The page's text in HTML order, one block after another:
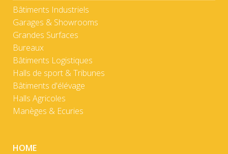
Bâtiments Industriels
Garages & Showrooms
Grandes Surfaces
Bureaux
Bâtiments Logistiques
Halls de sport & Tribunes
Bâtiments d'élévage
Halls Agricoles
Manèges & Ecuries
HOME